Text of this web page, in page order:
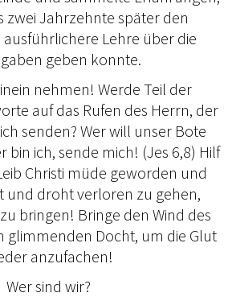
zwei Jahrzehnte später den
Lehre über die
geben konnte.
nehmen! Werde Teil der
auf das Rufen des Herrn, der
senden? Wer will unser Bote
bin ich, sende mich! (Jes 6,8) Hilf
Christi müde geworden und
und droht verloren zu gehen,
bringen! Bringe den Wind des
glimmenden Docht, um die Glut
anzufachen!
Wer sind wir?